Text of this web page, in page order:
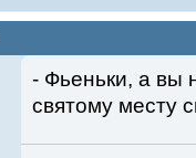
- Фьеньки, а вы
святому месту